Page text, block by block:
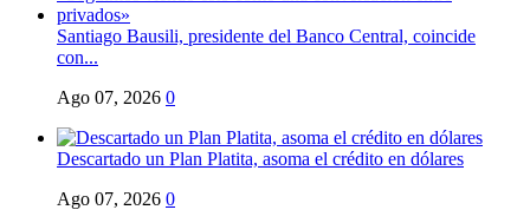
Santiago Bausili, presidente del Banco Central, coincide
con...
Ago 07, 2026 0
Descartado un Plan Platita, asoma el crédito en dólares
Ago 07, 2026 0